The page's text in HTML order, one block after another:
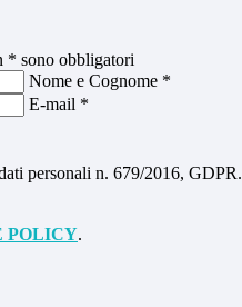
* sono obbligatori
Nome e Cognome *
E-mail *
personali n. 679/2016, GDPR.
POLICY.